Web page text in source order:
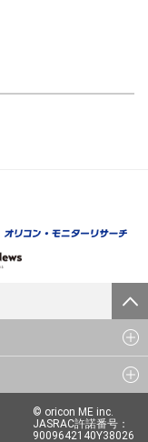
© oricon ME inc.
JASRAC許諾番号：
9009642140Y38026